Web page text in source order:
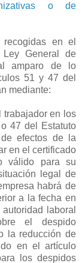
o de
recogidas en el
General de
amparo de lo
51 y 47 del
mediante:
trabajador en los
47 del Estatuto
efectos de la
en el certificado
válido para su
legal de
habrá de
a la fecha en
laboral
el despido
la reducción de
en el artículo
los despidos